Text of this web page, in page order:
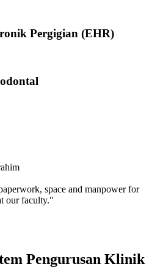
Pergigian (EHR)
space and manpower for
our faculty."
Pengurusan Klinik